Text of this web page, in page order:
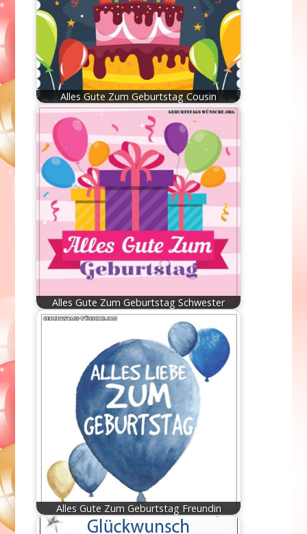
Alles Gute Zum Geburtstag Cousin
Alles Gute Zum Geburtstag Schwester
Alles Gute Zum Geburtstag Freundin